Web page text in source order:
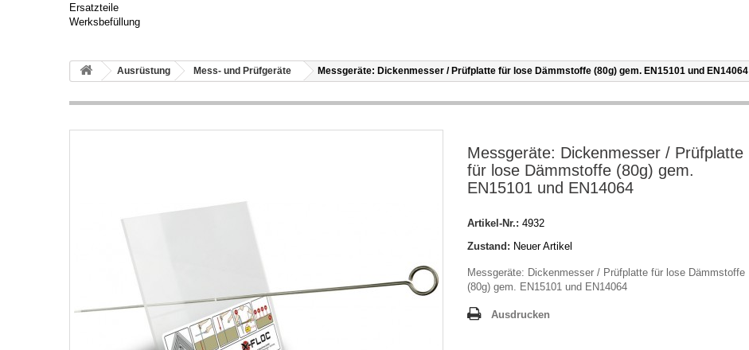
Ersatzteile
Werksbefüllung
Ausrüstung Mess- und Prüfgeräte Messgeräte: Dickenmesser / Prüfplatte für lose Dämmstoffe (80g) gem. EN15101 und EN14064
Messgeräte: Dickenmesser / Prüfplatte
für lose Dämmstoffe (80g) gem.
EN15101 und EN14064
Artikel-Nr.: 4932
Zustand: Neuer Artikel
Messgeräte: Dickenmesser / Prüfplatte für lose Dämmstoffe
(80g) gem. EN15101 und EN14064
Ausdrucken